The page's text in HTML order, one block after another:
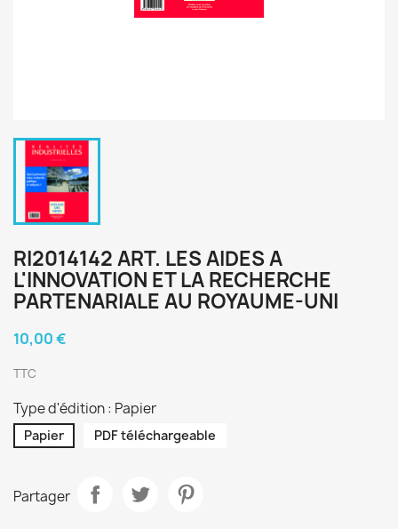
RI2014142 ART. LES AIDES A
L'INNOVATION ET LA RECHERCHE
PARTENARIALE AU ROYAUME-UNI
10,00 €
TTC
Type d'édition : Papier
Papier PDF téléchargeable
Partager